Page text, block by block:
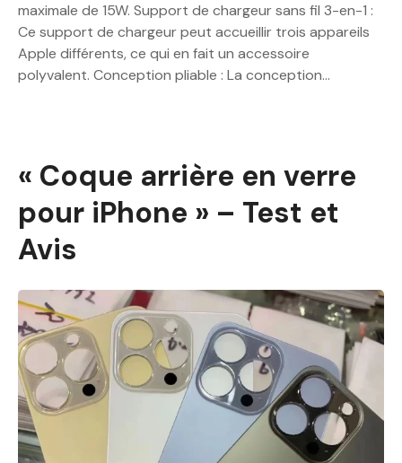
maximale de 15W. Support de chargeur sans fil 3-en-1 :
Ce support de chargeur peut accueillir trois appareils
Apple différents, ce qui en fait un accessoire
polyvalent. Conception pliable : La conception…
« Coque arrière en verre
pour iPhone » – Test et
Avis